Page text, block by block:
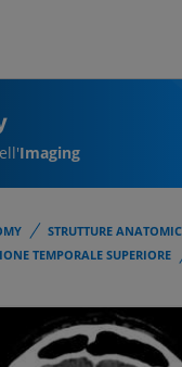
Imaging
STRUTTURE
TEMPORALE SUPERIORE